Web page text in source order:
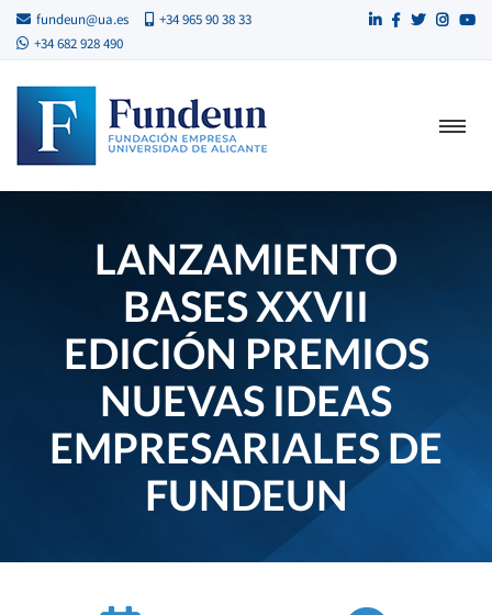
fundeun@ua.es
+34 965 90 38 33
+34 682 928 490
LANZAMIENTO
BASES XXVII
EDICIÓN PREMIOS
NUEVAS IDEAS
EMPRESARIALES DE
FUNDEUN